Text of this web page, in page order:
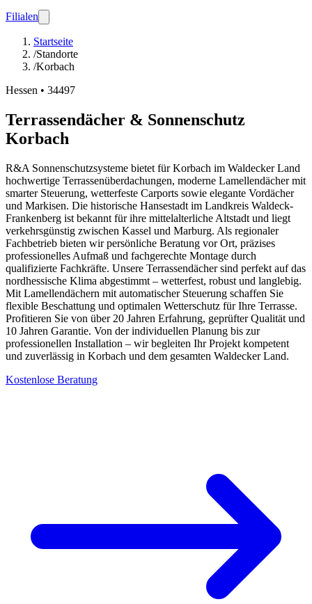
Filialen
Startseite
/Standorte
/Korbach
Hessen • 34497
Terrassendächer & Sonnenschutz
Korbach
R&A Sonnenschutzsysteme bietet für Korbach im Waldecker Land
hochwertige Terrassenüberdachungen, moderne Lamellendächer mit
smarter Steuerung, wetterfeste Carports sowie elegante Vordächer
und Markisen. Die historische Hansestadt im Landkreis Waldeck-
Frankenberg ist bekannt für ihre mittelalterliche Altstadt und liegt
verkehrsgünstig zwischen Kassel und Marburg. Als regionaler
Fachbetrieb bieten wir persönliche Beratung vor Ort, präzises
professionelles Aufmaß und fachgerechte Montage durch
qualifizierte Fachkräfte. Unsere Terrassendächer sind perfekt auf das
nordhessische Klima abgestimmt – wetterfest, robust und langlebig.
Mit Lamellendächern mit automatischer Steuerung schaffen Sie
flexible Beschattung und optimalen Wetterschutz für Ihre Terrasse.
Profitieren Sie von über 20 Jahren Erfahrung, geprüfter Qualität und
10 Jahren Garantie. Von der individuellen Planung bis zur
professionellen Installation – wir begleiten Ihr Projekt kompetent
und zuverlässig in Korbach und dem gesamten Waldecker Land.
Kostenlose Beratung